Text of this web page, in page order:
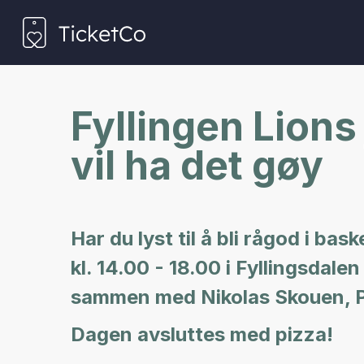
Fyllingen
vil ha det gøy
Har du lyst til å bli rågod i
kl. 14.00 - 18.00 i
sammen med Nikolas
Dagen avsluttes med pizza!